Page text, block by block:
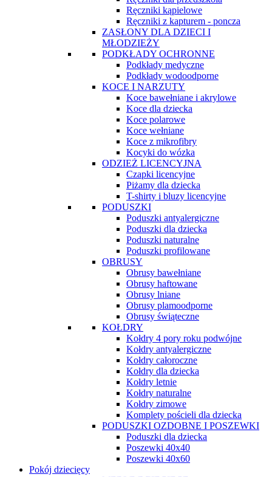
Ręczniki kąpielowe
Ręczniki z kapturem - poncza
ZASŁONY DLA DZIECI I
MŁODZIEŻY
PODKŁADY OCHRONNE
Podkłady medyczne
Podkłady wodoodporne
KOCE I NARZUTY
Koce bawełniane i akrylowe
Koce dla dziecka
Koce polarowe
Koce wełniane
Koce z mikrofibry
Kocyki do wózka
ODZIEŻ LICENCYJNA
Czapki licencyjne
Piżamy dla dziecka
T-shirty i bluzy licencyjne
PODUSZKI
Poduszki antyalergiczne
Poduszki dla dziecka
Poduszki naturalne
Poduszki profilowane
OBRUSY
Obrusy bawełniane
Obrusy haftowane
Obrusy lniane
Obrusy plamoodporne
Obrusy świąteczne
KOŁDRY
Kołdry 4 pory roku podwójne
Kołdry antyalergiczne
Kołdry całoroczne
Kołdry dla dziecka
Kołdry letnie
Kołdry naturalne
Kołdry zimowe
Komplety pościeli dla dziecka
PODUSZKI OZDOBNE I POSZEWKI
Poduszki dla dziecka
Poszewki 40x40
Poszewki 40x60
Pokój dziecięcy